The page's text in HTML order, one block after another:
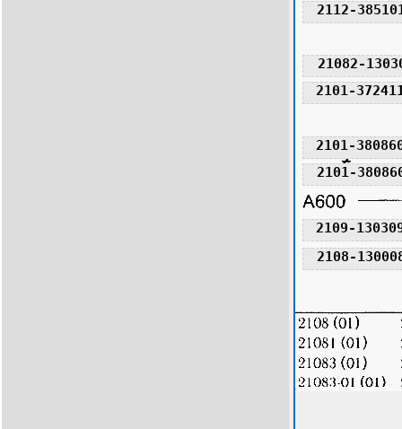
2101-
2101-
2101-
2108-
21082-
2109-
2112-